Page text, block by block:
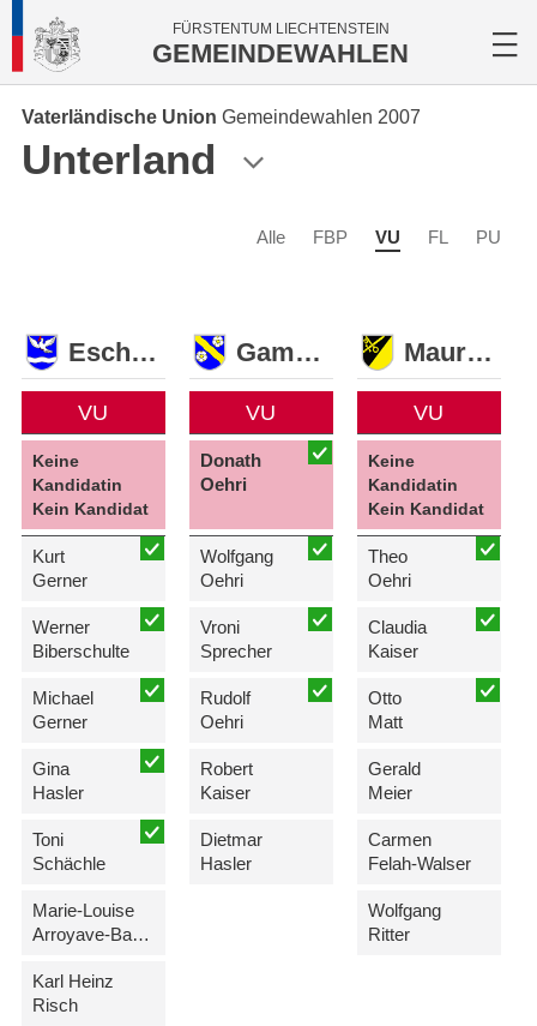
FÜRSTENTUM LIECHTENSTEIN
GEMEINDEWAHLEN
Vaterländische Union Gemeindewahlen 2007
Unterland
Alle FBP VU FL PU
Eschen
VU
Keine
Kandidatin
Kein Kandidat
Kurt
Gerner
Werner
Biberschulte
Michael
Gerner
Gina
Hasler
Toni
Schächle
Marie-Louise
Arroyave-Batliner
Karl Heinz
Risch
Gamprin
VU
Donath
Oehri
Wolfgang
Oehri
Vroni
Sprecher
Rudolf
Oehri
Robert
Kaiser
Dietmar
Hasler
Mauren
VU
Keine
Kandidatin
Kein Kandidat
Theo
Oehri
Claudia
Kaiser
Otto
Matt
Gerald
Meier
Carmen
Felah-Walser
Wolfgang
Ritter